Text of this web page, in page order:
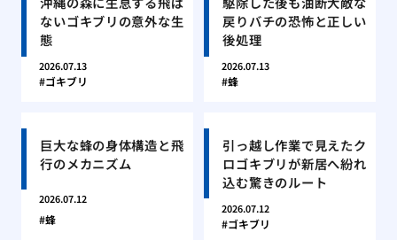
ないゴキブリの意外な生
態
2026.07.13
ゴキブリ
戻りバチの恐怖と正しい
後処理
2026.07.13
蜂
巨大な蜂の身体構造と飛
行のメカニズム
2026.07.12
蜂
引っ越し作業で見えたク
ロゴキブリが新居へ紛れ
込む驚きのルート
2026.07.12
ゴキブリ